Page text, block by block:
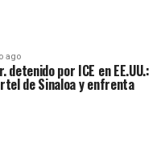
ago
detenido por ICE en EE.UU.:
de Sinaloa y enfrenta